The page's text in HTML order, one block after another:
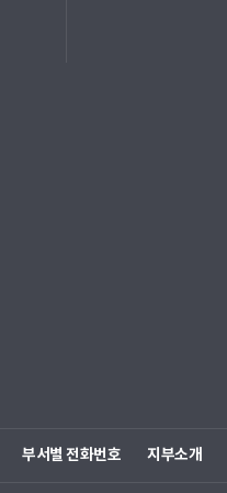
부서별 전화번호 지부소개